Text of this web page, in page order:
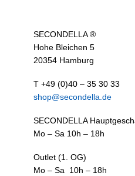
SECONDELLA ®
Hohe Bleichen 5
20354 Hamburg
T +49 (0)40 – 35 30 33
shop@secondella.de
SECONDELLA
Mo – Sa 10h – 18h
Outlet (1. OG)
Mo – Sa 10h – 18h